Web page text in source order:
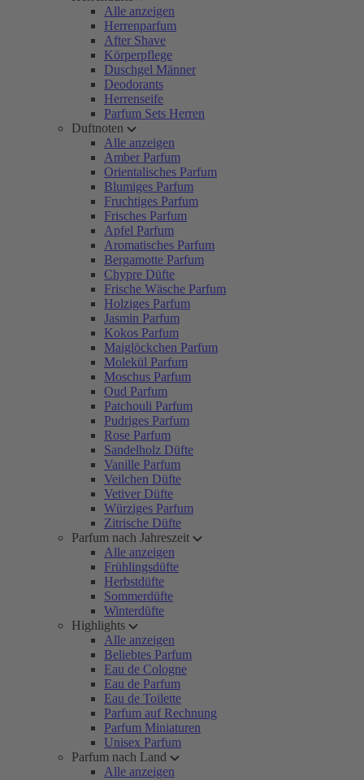
Alle anzeigen
Herrenparfum
After Shave
Körperpflege
Duschgel Männer
Deodorants
Herrenseife
Parfum Sets Herren
Duftnoten
Alle anzeigen
Amber Parfum
Orientalisches Parfum
Blumiges Parfum
Fruchtiges Parfum
Frisches Parfum
Apfel Parfum
Aromatisches Parfum
Bergamotte Parfum
Chypre Düfte
Frische Wäsche Parfum
Holziges Parfum
Jasmin Parfum
Kokos Parfum
Maiglöckchen Parfum
Molekül Parfum
Moschus Parfum
Oud Parfum
Patchouli Parfum
Pudriges Parfum
Rose Parfum
Sandelholz Düfte
Vanille Parfum
Veilchen Düfte
Vetiver Düfte
Würziges Parfum
Zitrische Düfte
Parfum nach Jahreszeit
Alle anzeigen
Frühlingsdüfte
Herbstdüfte
Sommerdüfte
Winterdüfte
Highlights
Alle anzeigen
Beliebtes Parfum
Eau de Cologne
Eau de Parfum
Eau de Toilette
Parfum auf Rechnung
Parfum Miniaturen
Unisex Parfum
Parfum nach Land
Alle anzeigen